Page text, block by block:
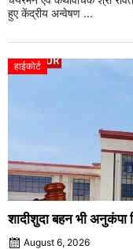
हुए केंद्रीय अन्वेषण ...
हाईकोर्ट
शादीशुदा बहन भी अनुकंपा
August 6, 2026